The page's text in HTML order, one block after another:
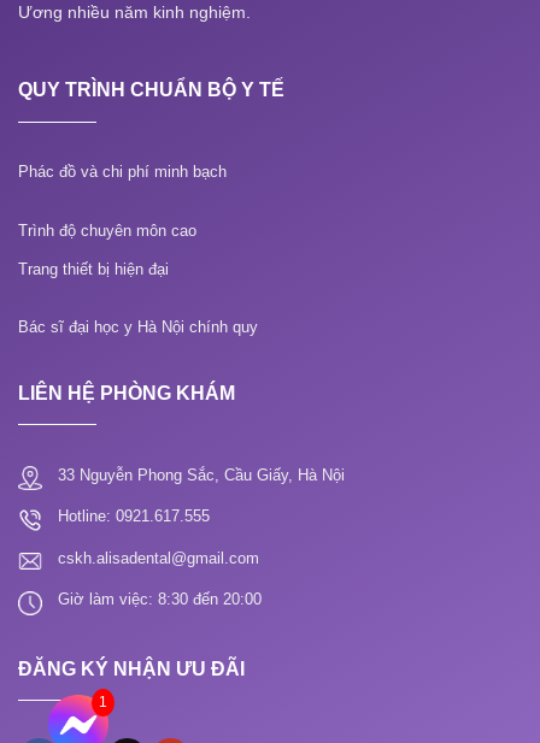
Ương nhiều năm kinh nghiệm.
QUY TRÌNH CHUẨN BỘ Y TẾ
Phác đồ và chi phí minh bạch
Trình độ chuyên môn cao
Trang thiết bị hiện đại
Bác sĩ đại học y Hà Nội chính quy
LIÊN HỆ PHÒNG KHÁM
33 Nguyễn Phong Sắc, Cầu Giấy, Hà Nội
Hotline: 0921.617.555
cskh.alisadental@gmail.com
Giờ làm việc: 8:30 đến 20:00
ĐĂNG KÝ NHẬN ƯU ĐÃI
1